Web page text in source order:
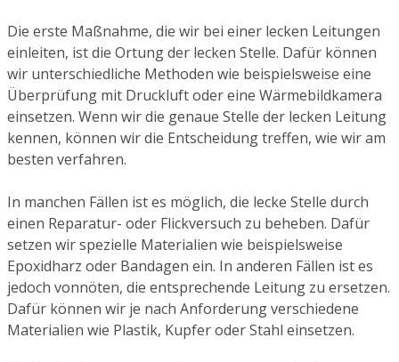
Die erste Maßnahme, die wir bei einer lecken Leitungen
einleiten, ist die Ortung der lecken Stelle. Dafür können
wir unterschiedliche Methoden wie beispielsweise eine
Überprüfung mit Druckluft oder eine Wärmebildkamera
einsetzen. Wenn wir die genaue Stelle der lecken Leitung
kennen, können wir die Entscheidung treffen, wie wir am
besten verfahren.
In manchen Fällen ist es möglich, die lecke Stelle durch
einen Reparatur- oder Flickversuch zu beheben. Dafür
setzen wir spezielle Materialien wie beispielsweise
Epoxidharz oder Bandagen ein. In anderen Fällen ist es
jedoch vonnöten, die entsprechende Leitung zu ersetzen.
Dafür können wir je nach Anforderung verschiedene
Materialien wie Plastik, Kupfer oder Stahl einsetzen.